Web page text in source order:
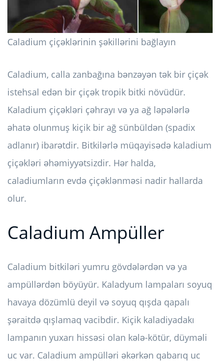
Caladium çiçəklərinin şəkillərini bağlayın
Caladium, calla zanbağına bənzəyən tək bir çiçək
istehsal edən bir çiçək tropik bitki növüdür.
Kaladium çiçəkləri çəhrayı və ya ağ ləpələrlə
əhatə olunmuş kiçik bir ağ sünbüldən (spadix
adlanır) ibarətdir. Bitkilərlə müqayisədə kaladium
çiçəkləri əhəmiyyətsizdir. Hər halda,
caladiumların evdə çiçəklənməsi nadir hallarda
olur.
Caladium Ampüller
Caladium bitkiləri yumru gövdələrdən və ya
ampüllərdən böyüyür. Kaladyum lampaları soyuq
havaya dözümlü deyil və soyuq qışda qapalı
şəraitdə qışlamaq vacibdir. Kiçik kaladiyadakı
lampanın yuxarı hissəsi olan kələ-kötür, düyməli
uc var. Caladium ampülləri əkərkən qabarıq uc